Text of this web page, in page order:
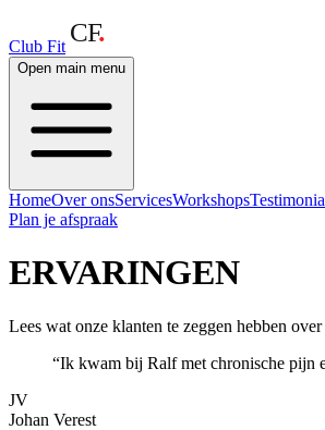
Club Fit
Open main menu
HomeOver onsServicesWorkshops
Plan je afspraak
ERVARINGEN
Lees wat onze klanten te zeggen hebben
“Ik kwam bij Ralf met chronische pijn
JV
Johan Verest